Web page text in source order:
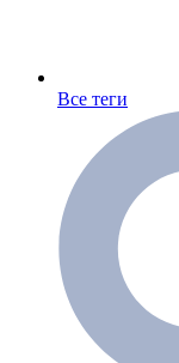
Все теги